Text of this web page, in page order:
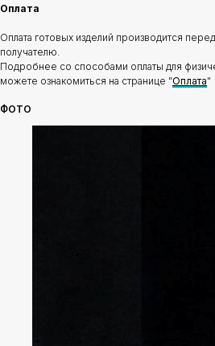
Оплата
Оплата готовых изделий производится
получателю.
Подробнее со способами оплаты для
можете ознакомиться на странице "Оплата"
ФОТО